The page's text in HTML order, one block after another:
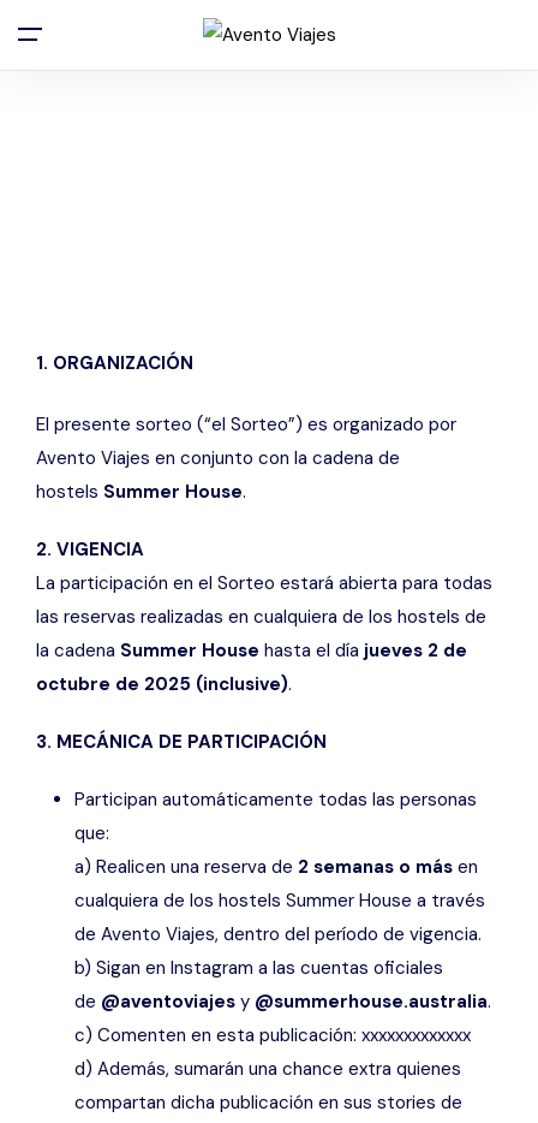
1. ORGANIZACIÓN
El presente sorteo (“el Sorteo”) es organizado por
Avento Viajes en conjunto con la cadena de
hostels Summer House.
2. VIGENCIA
La participación en el Sorteo estará abierta para todas
las reservas realizadas en cualquiera de los hostels de
la cadena Summer House hasta el día jueves 2 de
octubre de 2025 (inclusive).
3. MECÁNICA DE PARTICIPACIÓN
Participan automáticamente todas las personas
que:
a) Realicen una reserva de 2 semanas o más en
cualquiera de los hostels Summer House a través
de Avento Viajes, dentro del período de vigencia.
b) Sigan en Instagram a las cuentas oficiales
de @aventoviajes y @summerhouse.australia.
c) Comenten en esta publicación: xxxxxxxxxxxxx
d) Además, sumarán una chance extra quienes
compartan dicha publicación en sus stories de